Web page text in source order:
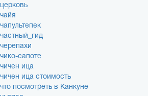
церковь
чайя
чапультепек
частный_гид
черепахи
чико-сапоте
чичен ица
чичен ица стоимость
что посмотреть в Канкуне